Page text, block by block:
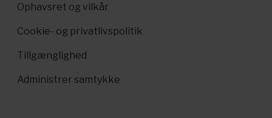
Ophavsret og vilkår
Cookie- og privatlivspolitik
Tillgænglighed
Administrer samtykke